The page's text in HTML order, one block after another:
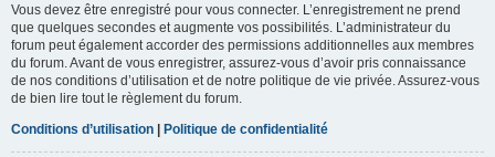
Vous devez être enregistré pour vous connecter. L’enregistrement ne prend
que quelques secondes et augmente vos possibilités. L’administrateur du
forum peut également accorder des permissions additionnelles aux membres
du forum. Avant de vous enregistrer, assurez-vous d’avoir pris connaissance
de nos conditions d’utilisation et de notre politique de vie privée. Assurez-vous
de bien lire tout le règlement du forum.
Conditions d’utilisation | Politique de confidentialité